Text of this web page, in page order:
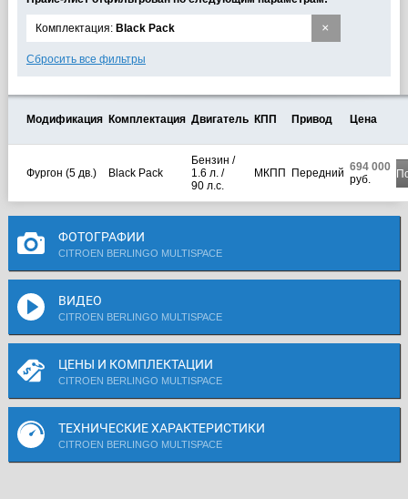
×
Комплектация: Black Pack
Сбросить все фильтры
Модификация Комплектация Двигатель КПП Привод Цена
Фургон (5 дв.) Black Pack
Бензин /
1.6 л. /
90 л.с.
МКПП Передний 694 000
руб.
ФОТОГРАФИИ
CITROEN BERLINGO MULTISPACE
ВИДЕО
CITROEN BERLINGO MULTISPACE
ЦЕНЫ И КОМПЛЕКТАЦИИ
CITROEN BERLINGO MULTISPACE
ТЕХНИЧЕСКИЕ ХАРАКТЕРИСТИКИ
CITROEN BERLINGO MULTISPACE